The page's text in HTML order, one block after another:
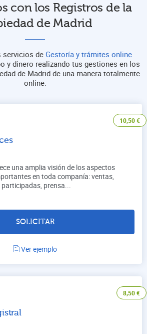
con los Registros de la
de Madrid
servicios de Gestoría y trámites online
y dinero realizando tus gestiones en los
de Madrid de una manera totalmente
online.
10,50€
una amplia visión de los aspectos
en toda companía: ventas,
prensa...
SOLICITAR
Ver ejemplo
8,50€